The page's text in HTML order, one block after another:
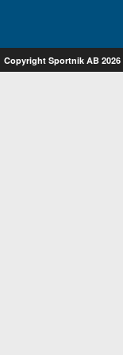
Copyright Sportnik AB 2026